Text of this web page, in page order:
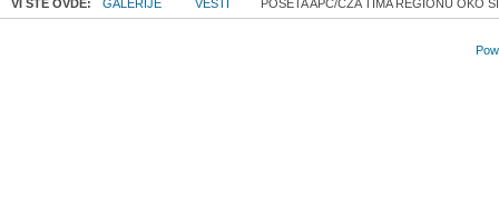
VI STE OVDE: GALERIJE VESTI POSETA APC/CZA TIMA REGIONU OKO